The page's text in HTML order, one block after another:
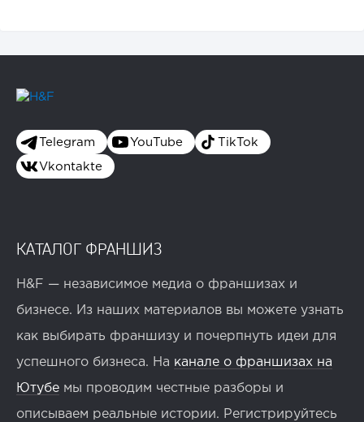
Telegram YouTube TikTok
Vkontakte
КАТАЛОГ ФРАНШИЗ
H&F — независимое медиа о франшизах и
бизнесе. Из наших материалов вы можете узнать
как выбирать франшизу и почерпнуть идеи для
успешного бизнеса. На канале о франшизах на
Ютубе мы проводим честные разборы и
описываем реальные истории. Регистрируйтесь